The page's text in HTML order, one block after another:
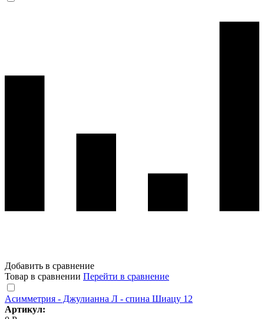
Добавить в сравнение
Товар в сравнении Перейти в сравнение
Асимметрия - Джулианна Л - спина Шиацу 12
Артикул: